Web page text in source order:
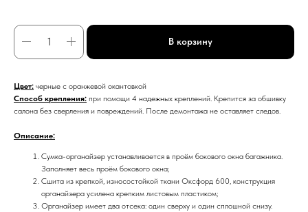
В корзину
Цвет: черные с оранжевой окантовкой
Способ крепления: при помощи 4 надежных креплений. Крепится за обшивку
салона без сверления и повреждений. После демонтажа не оставляет следов.
Описание:
Сумка-органайзер устанавливается в проём бокового окна багажника.
Заполняет весь проём бокового окна;
Сшита из крепкой, износостойкой ткани Оксфорд 600, конструкция
органайзера усилена крепким листовым пластиком;
Органайзер имеет два отсека: один сверху и один сплошной снизу.